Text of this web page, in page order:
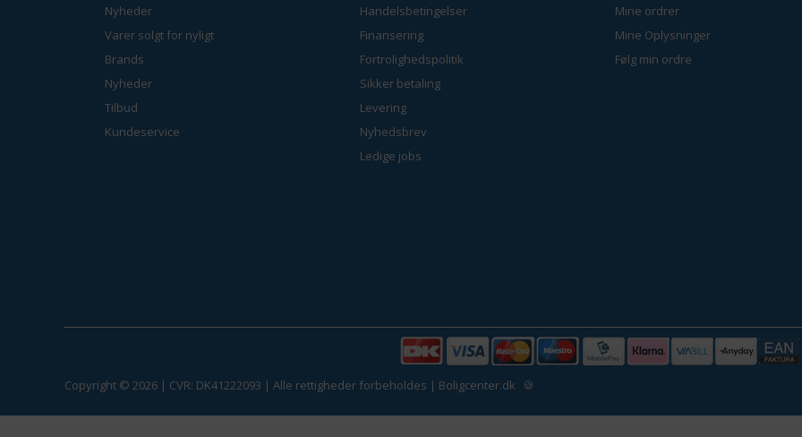
Nyheder
Varer solgt for nyligt
Brands
Nyheder
Tilbud
Kundeservice
Handelsbetingelser
Finansering
Fortrolighedspolitik
Sikker betaling
Levering
Nyhedsbrev
Ledige jobs
Mine ordrer
Mine Oplysninger
Følg min ordre
Copyright © 2026 | CVR: DK41222093 | Alle rettigheder forbeholdes | Boligcenter.dk 🍪